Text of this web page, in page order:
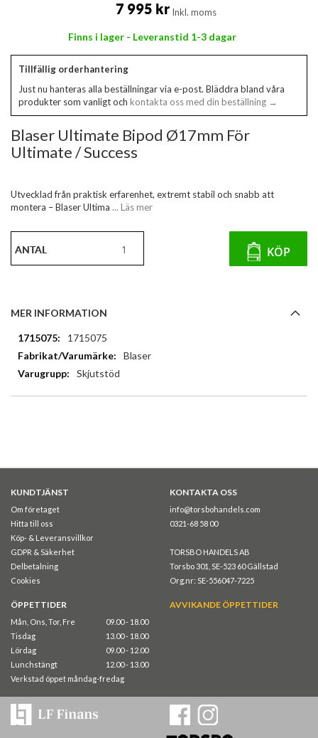
7 995 kr Inkl. moms
Finns i lager - Leveranstid 1-3 dagar
Tillfällig orderhantering
Just nu hanteras alla beställningar via e-post. Bläddra bland våra
produkter som vanligt och kontakta oss med din beställning →
Blaser Ultimate Bipod Ø17mm För
Ultimate / Success
Utvecklad från praktisk erfarenhet, extremt stabil och snabb att
montera – Blaser Ultima ... Läs mer
ANTAL KÖP
MER INFORMATION
Mer
information
1715075
Blaser
Skjutstöd
KUNDTJÄNST
Om företaget
Hitta till oss
Köp- & Leveransvillkor
GDPR & Säkerhet
Delbetalning
Cookies
KONTAKTA OSS
info@torsbohandels.com
0321-68 58 00
TORSBO HANDELS AB
Torsbo 301, SE-523 60 Gällstad
Org.nr: SE-556047-7225
ÖPPETTIDER
Mån, Ons, Tor, Fre
09.00 - 18.00
Tisdag
13.00 - 18.00
Lördag
09.00 - 12.00
Lunchstängt
12.00 - 13.00
Verkstad öppet måndag-fredag
AVVIKANDE ÖPPETTIDER